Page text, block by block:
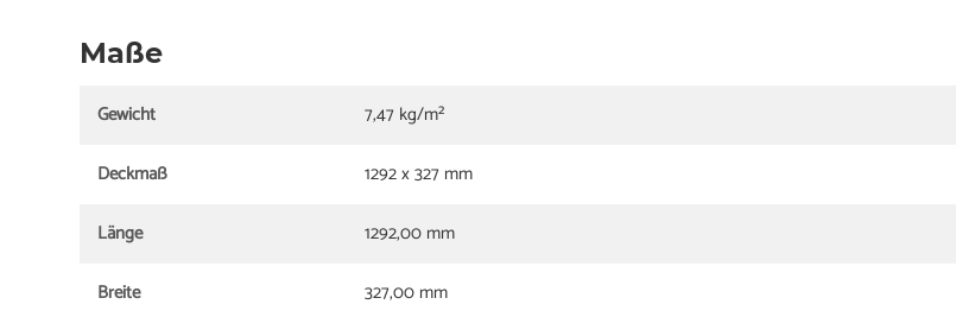
Maße
Gewicht
7,47 kg/m²
Deckmaß
1292 x 327 mm
Länge
1292,00 mm
Breite
327,00 mm